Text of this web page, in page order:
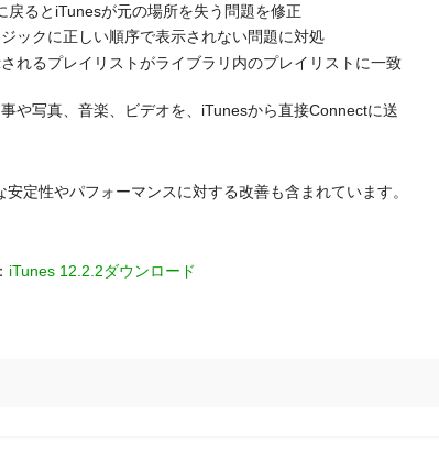
戻るとiTunesが元の場所を失う問題を修正
ックに正しい順序で表示されない問題に対処
れるプレイリストがライブラリ内のプレイリストに一致
や写真、音楽、ビデオを、iTunesから直接Connectに送
定性やパフォーマンスに対する改善も含まれています。
： iTunes 12.2.2ダウンロード